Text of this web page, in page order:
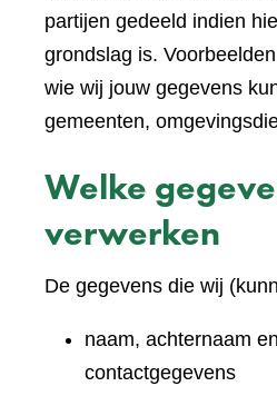
partijen gedeeld indien
grondslag is.
wie wij jouw gegevens
gemeenten,
Welke
verwerken
De gegevens die wij
naam, achternaam en
contactgegevens